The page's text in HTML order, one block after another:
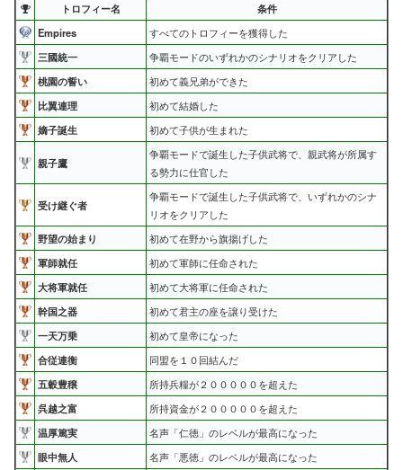
トロフィー名
条件
Empires
すべてのトロフィーを獲得した
三國統一
争覇モードのいずれかのシナリオをクリアした
桃園の誓い
初めて義兄弟ができた
比翼連理
初めて結婚した
嫡子誕生
初めて子供が生まれた
親子鷹
争覇モードで誕生した子供武将で、親武将が所属す
る勢力に仕官した
受け継ぐ者
争覇モードで誕生した子供武将で、いずれかのシナ
リオをクリアした
野望の始まり
初めて在野から旗揚げした
軍師就任
初めて軍師に任命された
大将軍就任
初めて大将軍に任命された
幹国之器
初めて君主の座を譲り受けた
一天万乗
初めて皇帝になった
合従連衡
同盟を１０回結んだ
五穀豊穣
所持兵糧が２０００００を超えた
呉越之富
所持資金が２０００００を超えた
温厚篤実
名声「仁徳」のレベルが最高になった
眼中無人
名声「悪徳」のレベルが最高になった